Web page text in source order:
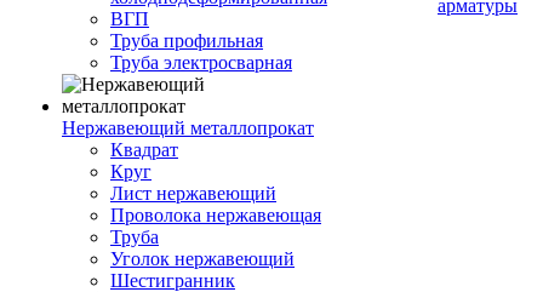
ВГП
Труба профильная
Труба электросварная
Нержавеющий металлопрокат
Квадрат
Круг
Лист нержавеющий
Проволока нержавеющая
Труба
Уголок нержавеющий
Шестигранник
арматуры